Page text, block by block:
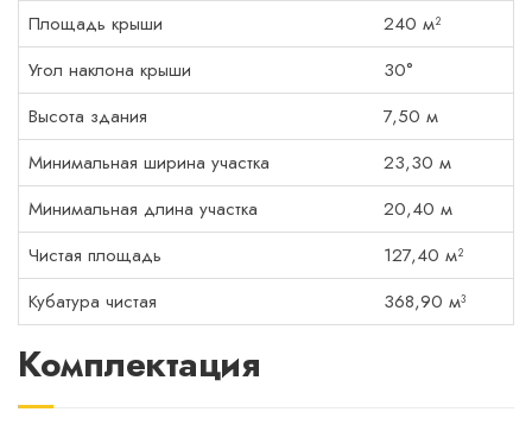
Площадь крыши
240 м²
Угол наклона крыши
30°
Высота здания
7,50 м
Минимальная ширина участка
23,30 м
Минимальная длина участка
20,40 м
Чистая площадь
127,40 м²
Кубатура чистая
368,90 м³
Комплектация